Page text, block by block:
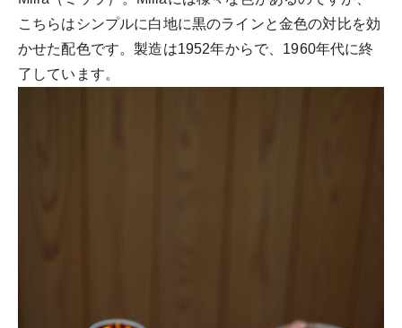
こちらはシンプルに白地に黒のラインと金色の対比を効
かせた配色です。製造は1952年からで、1960年代に終
了しています。